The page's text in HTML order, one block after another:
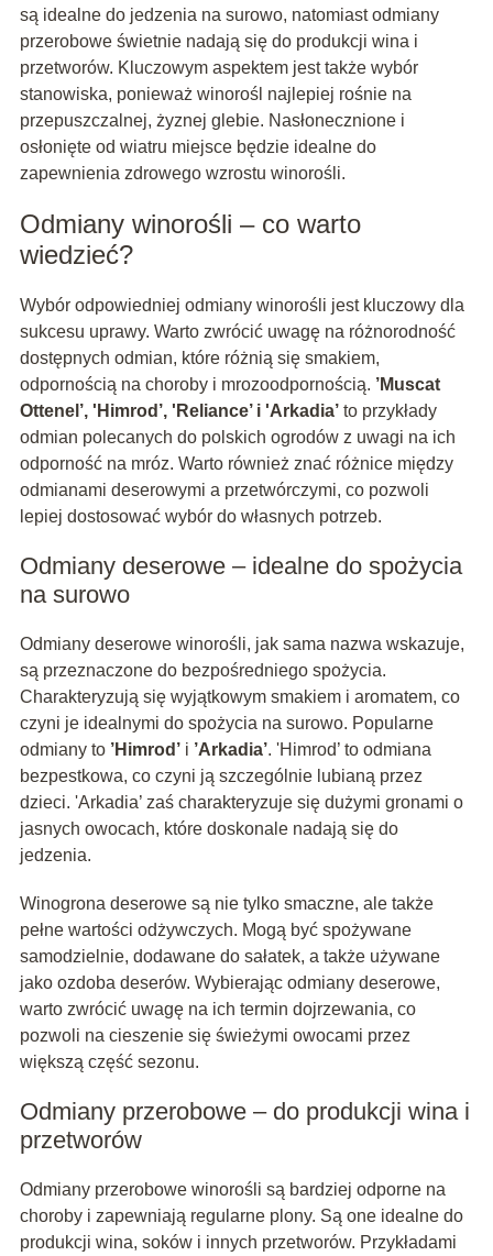
są idealne do jedzenia na surowo, natomiast odmiany
przerobowe świetnie nadają się do produkcji wina i
przetworów. Kluczowym aspektem jest także wybór
stanowiska, ponieważ winorośl najlepiej rośnie na
przepuszczalnej, żyznej glebie. Nasłonecznione i
osłonięte od wiatru miejsce będzie idealne do
zapewnienia zdrowego wzrostu winorośli.
Odmiany winorośli – co warto
wiedzieć?
Wybór odpowiedniej odmiany winorośli jest kluczowy dla
sukcesu uprawy. Warto zwrócić uwagę na różnorodność
dostępnych odmian, które różnią się smakiem,
odpornością na choroby i mrozoodpornością. ’Muscat
Ottenel’, 'Himrod’, 'Reliance’ i 'Arkadia’to przykłady
odmian polecanych do polskich ogrodów z uwagi na ich
odporność na mróz. Warto również znać różnice między
odmianami deserowymi a przetwórczymi, co pozwoli
lepiej dostosować wybór do własnych potrzeb.
Odmiany deserowe – idealne do spożycia
na surowo
Odmiany deserowe winorośli, jak sama nazwa wskazuje,
są przeznaczone do bezpośredniego spożycia.
Charakteryzują się wyjątkowym smakiem i aromatem, co
czyni je idealnymi do spożycia na surowo. Popularne
odmiany to ’Himrod’i ’Arkadia’. 'Himrod’ to odmiana
bezpestkowa, co czyni ją szczególnie lubianą przez
dzieci. 'Arkadia’ zaś charakteryzuje się dużymi gronami o
jasnych owocach, które doskonale nadają się do
jedzenia.
Winogrona deserowe są nie tylko smaczne, ale także
pełne wartości odżywczych. Mogą być spożywane
samodzielnie, dodawane do sałatek, a także używane
jako ozdoba deserów. Wybierając odmiany deserowe,
warto zwrócić uwagę na ich termin dojrzewania, co
pozwoli na cieszenie się świeżymi owocami przez
większą część sezonu.
Odmiany przerobowe – do produkcji wina i
przetworów
Odmiany przerobowe winorośli są bardziej odporne na
choroby i zapewniają regularne plony. Są one idealne do
produkcji wina, soków i innych przetworów. Przykładami